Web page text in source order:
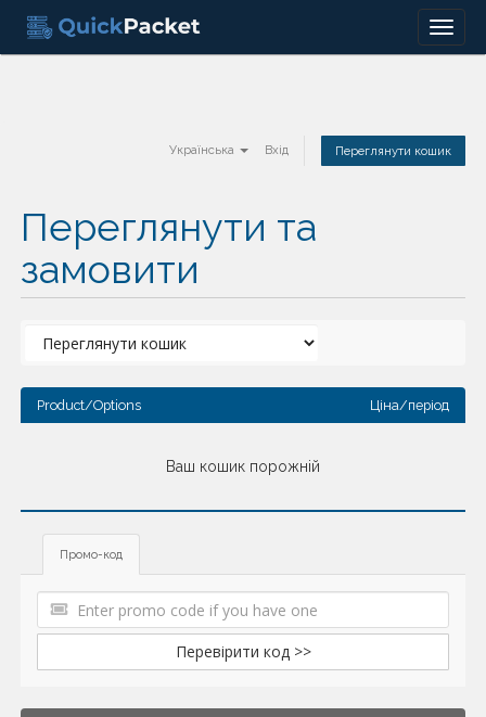
Menu
Українська Вхід Переглянути кошик
Переглянути та
замовити
Product/Options Ціна/період
Ваш кошик порожній
Промо-код
Перевірити код >>